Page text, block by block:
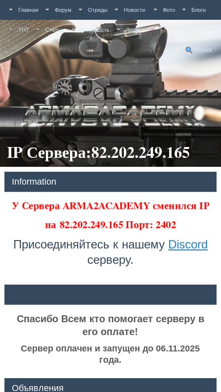
Главная Форум Отряды Новости Фото Блоги
ТНТ Статьи Активность Люди
Поиск
IP Сервера:82.202.249.165
Information
У Сервера ARMA2ACADEMY сменился IP
на82.202.249.165 Порт: 2402
Присоединяйтесь к нашему Discord
серверу.
Спасибо Всем кто помогает серверу в
его оплате!
Сервер оплачен и запущен до 06.11.2025
года.
Объявления